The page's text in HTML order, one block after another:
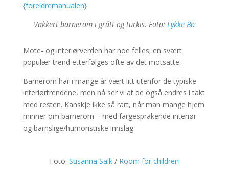
{foreldremanualen}
Vakkert barnerom i grått og turkis. Foto:Lykke Bo
Mote- og interiørverden har noe felles; en svært
populær trend etterfølges ofte av det motsatte.
Barnerom har i mange år vært litt utenfor de typiske
interiørtrendene, men nå ser vi at de også endres i takt
med resten. Kanskje ikke så rart, når man mange hjem
minner om barnerom – med fargesprakende interiør
og barnslige/humoristiske innslag.
Foto:Susanna Salk / Room for children